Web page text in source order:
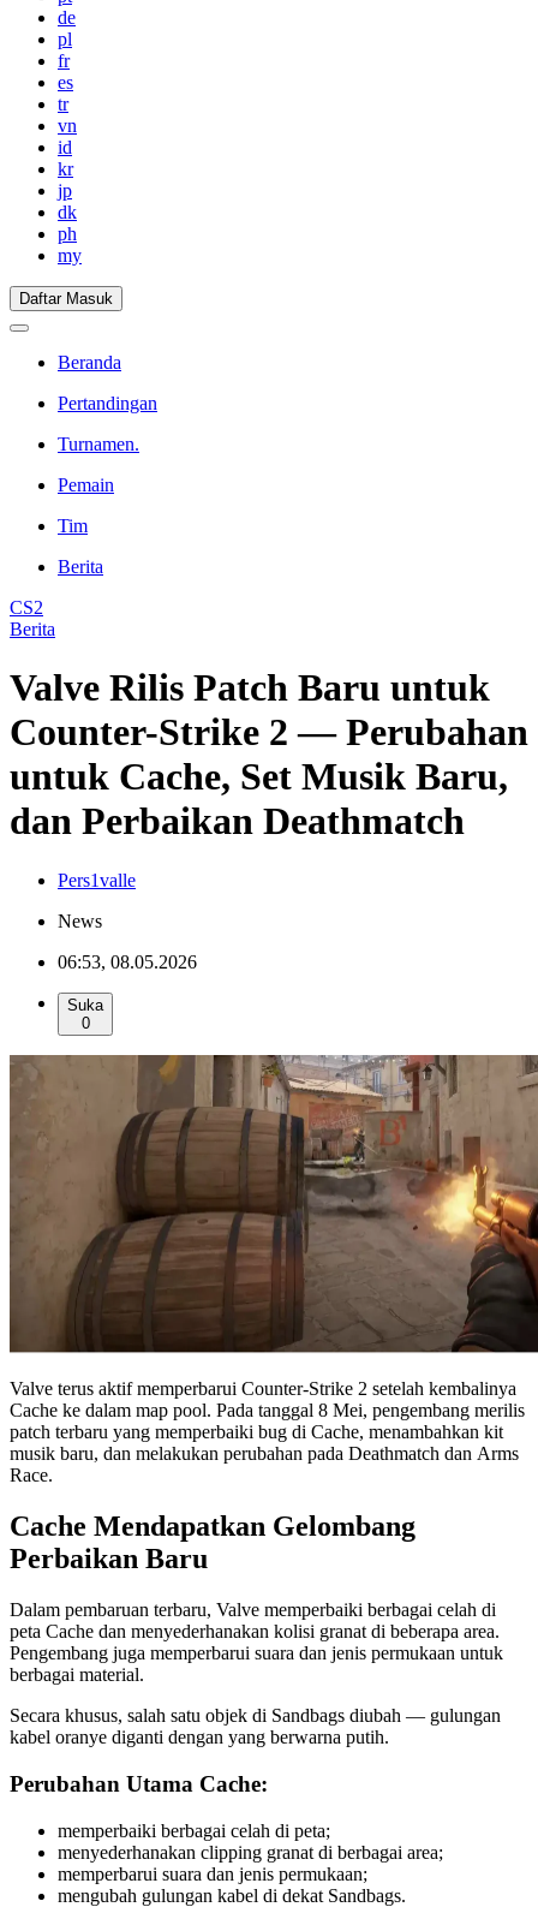
de
pl
fr
es
tr
vn
id
kr
jp
dk
ph
my
Daftar Masuk
Beranda
Pertandingan
Turnamen.
Pemain
Tim
Berita
CS2
Berita
Valve Rilis Patch Baru untuk
Counter-Strike 2 — Perubahan
untuk Cache, Set Musik Baru,
dan Perbaikan Deathmatch
Pers1valle
News
06:53, 08.05.2026
Suka
0
Valve terus aktif memperbarui Counter-Strike 2 setelah kembalinya
Cache ke dalam map pool. Pada tanggal 8 Mei, pengembang merilis
patch terbaru yang memperbaiki bug di Cache, menambahkan kit
musik baru, dan melakukan perubahan pada Deathmatch dan Arms
Race.
Cache Mendapatkan Gelombang
Perbaikan Baru
Dalam pembaruan terbaru, Valve memperbaiki berbagai celah di
peta Cache dan menyederhanakan kolisi granat di beberapa area.
Pengembang juga memperbarui suara dan jenis permukaan untuk
berbagai material.
Secara khusus, salah satu objek di Sandbags diubah — gulungan
kabel oranye diganti dengan yang berwarna putih.
Perubahan Utama Cache:
memperbaiki berbagai celah di peta;
menyederhanakan clipping granat di berbagai area;
memperbarui suara dan jenis permukaan;
mengubah gulungan kabel di dekat Sandbags.